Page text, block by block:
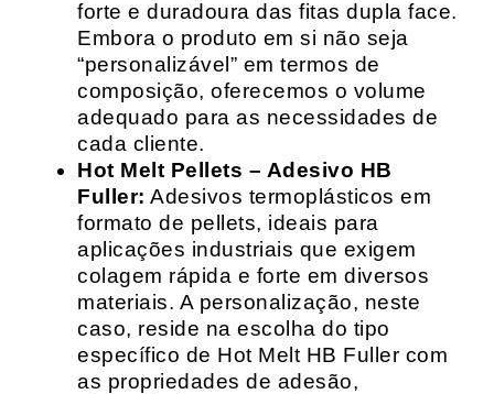
forte e duradoura das fitas dupla face.
Embora o produto em si não seja
“personalizável” em termos de
composição, oferecemos o volume
adequado para as necessidades de
cada cliente.
Hot Melt Pellets – Adesivo HB
Fuller: Adesivos termoplásticos em
formato de pellets, ideais para
aplicações industriais que exigem
colagem rápida e forte em diversos
materiais. A personalização, neste
caso, reside na escolha do tipo
específico de Hot Melt HB Fuller com
as propriedades de adesão,